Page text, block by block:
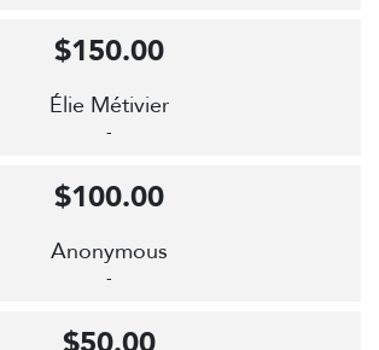
Élie Métivier
-
$150.00
Anonymous
-
$100.00